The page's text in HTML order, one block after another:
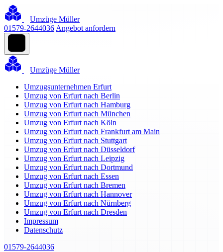
Umzüge Müller
01579-2644036 Angebot anfordern
Umzüge Müller
Umzugsunternehmen Erfurt
Umzug von Erfurt nach Berlin
Umzug von Erfurt nach Hamburg
Umzug von Erfurt nach München
Umzug von Erfurt nach Köln
Umzug von Erfurt nach Frankfurt am Main
Umzug von Erfurt nach Stuttgart
Umzug von Erfurt nach Düsseldorf
Umzug von Erfurt nach Leipzig
Umzug von Erfurt nach Dortmund
Umzug von Erfurt nach Essen
Umzug von Erfurt nach Bremen
Umzug von Erfurt nach Hannover
Umzug von Erfurt nach Nürnberg
Umzug von Erfurt nach Dresden
Impressum
Datenschutz
01579-2644036